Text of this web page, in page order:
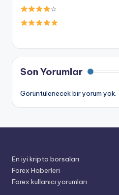
☆
Son Yorumlar
Görüntülenecek bir yorum yok.
En iyi kripto borsaları
Forex Haberleri
Forex kullanıcı yorumları